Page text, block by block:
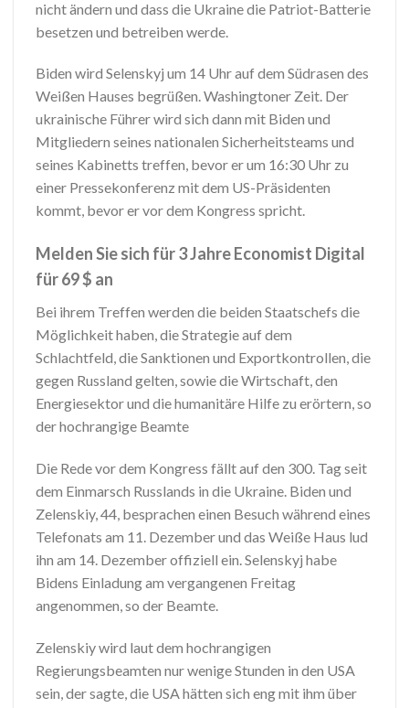
nicht ändern und dass die Ukraine die Patriot-Batterie
besetzen und betreiben werde.
Biden wird Selenskyj um 14 Uhr auf dem Südrasen des
Weißen Hauses begrüßen. Washingtoner Zeit. Der
ukrainische Führer wird sich dann mit Biden und
Mitgliedern seines nationalen Sicherheitsteams und
seines Kabinetts treffen, bevor er um 16:30 Uhr zu
einer Pressekonferenz mit dem US-Präsidenten
kommt, bevor er vor dem Kongress spricht.
Melden Sie sich für 3 Jahre Economist Digital
für 69 $ an
Bei ihrem Treffen werden die beiden Staatschefs die
Möglichkeit haben, die Strategie auf dem
Schlachtfeld, die Sanktionen und Exportkontrollen, die
gegen Russland gelten, sowie die Wirtschaft, den
Energiesektor und die humanitäre Hilfe zu erörtern, so
der hochrangige Beamte
Die Rede vor dem Kongress fällt auf den 300. Tag seit
dem Einmarsch Russlands in die Ukraine. Biden und
Zelenskiy, 44, besprachen einen Besuch während eines
Telefonats am 11. Dezember und das Weiße Haus lud
ihn am 14. Dezember offiziell ein. Selenskyj habe
Bidens Einladung am vergangenen Freitag
angenommen, so der Beamte.
Zelenskiy wird laut dem hochrangigen
Regierungsbeamten nur wenige Stunden in den USA
sein, der sagte, die USA hätten sich eng mit ihm über